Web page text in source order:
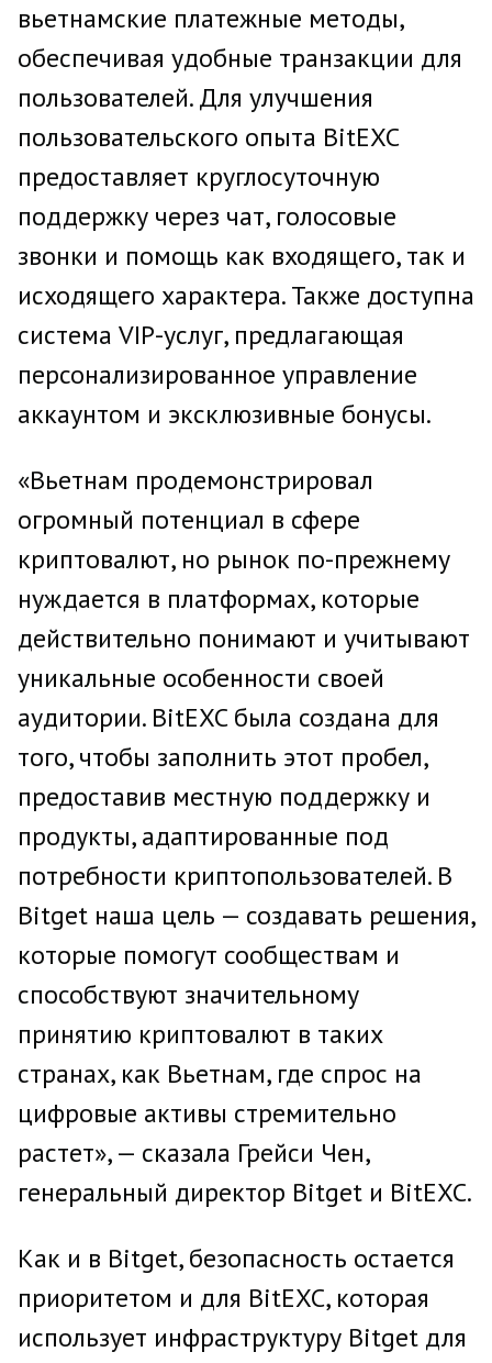
вьетнамские платежные методы,
обеспечивая удобные транзакции для
пользователей. Для улучшения
пользовательского опыта BitEXC
предоставляет круглосуточную
поддержку через чат, голосовые
звонки и помощь как входящего, так и
исходящего характера. Также доступна
система VIP-услуг, предлагающая
персонализированное управление
аккаунтом и эксклюзивные бонусы.
«Вьетнам продемонстрировал
огромный потенциал в сфере
криптовалют, но рынок по-прежнему
нуждается в платформах, которые
действительно понимают и учитывают
уникальные особенности своей
аудитории. BitEXC была создана для
того, чтобы заполнить этот пробел,
предоставив местную поддержку и
продукты, адаптированные под
потребности криптопользователей. В
Bitget наша цель — создавать решения,
которые помогут сообществам и
способствуют значительному
принятию криптовалют в таких
странах, как Вьетнам, где спрос на
цифровые активы стремительно
растет», — сказала Грейси Чен,
генеральный директор Bitget и BitEXC.
Как и в Bitget, безопасность остается
приоритетом и для BitEXC, которая
использует инфраструктуру Bitget для